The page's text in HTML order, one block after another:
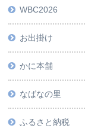
WBC2026
お出掛け
かに本舗
なばなの里
ふるさと納税